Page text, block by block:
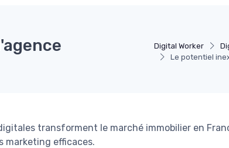
Digital Worker
Le potentiel
transforment le marché immobilier en
marketing efficaces.